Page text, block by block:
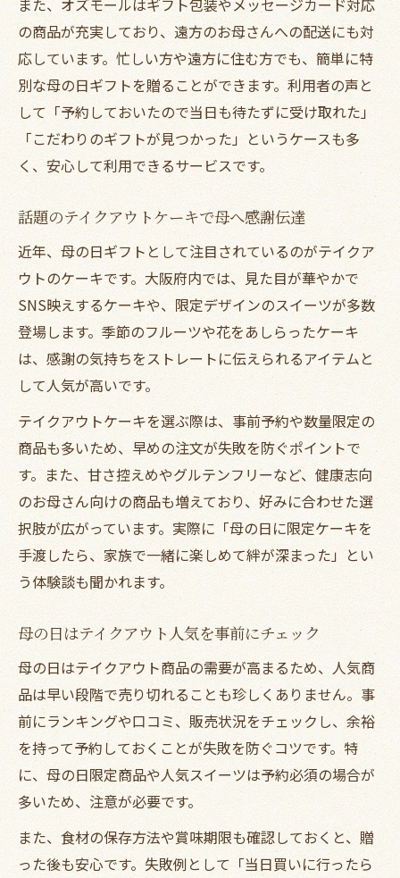
の商品が充実しており、遠方のお母さんへの配送にも対
応しています。忙しい方や遠方に住む方でも、簡単に特
別な母の日ギフトを贈ることができます。利用者の声と
して「予約しておいたので当日も待たずに受け取れた」
「こだわりのギフトが見つかった」というケースも多
く、安心して利用できるサービスです。
話題のテイクアウトケーキで母へ感謝伝達
近年、母の日ギフトとして注目されているのがテイクア
ウトのケーキです。大阪府内では、見た目が華やかで
SNS映えするケーキや、限定デザインのスイーツが多数
登場します。季節のフルーツや花をあしらったケーキ
は、感謝の気持ちをストレートに伝えられるアイテムと
して人気が高いです。
テイクアウトケーキを選ぶ際は、事前予約や数量限定の
商品も多いため、早めの注文が失敗を防ぐポイントで
す。また、甘さ控えめやグルテンフリーなど、健康志向
のお母さん向けの商品も増えており、好みに合わせた選
択肢が広がっています。実際に「母の日に限定ケーキを
手渡したら、家族で一緒に楽しめて絆が深まった」とい
う体験談も聞かれます。
母の日はテイクアウト人気を事前にチェック
母の日はテイクアウト商品の需要が高まるため、人気商
品は早い段階で売り切れることも珍しくありません。事
前にランキングや口コミ、販売状況をチェックし、余裕
を持って予約しておくことが失敗を防ぐコツです。特
に、母の日限定商品や人気スイーツは予約必須の場合が
多いため、注意が必要です。
また、食材の保存方法や賞味期限も確認しておくと、贈
った後も安心です。失敗例として「当日買いに行ったら